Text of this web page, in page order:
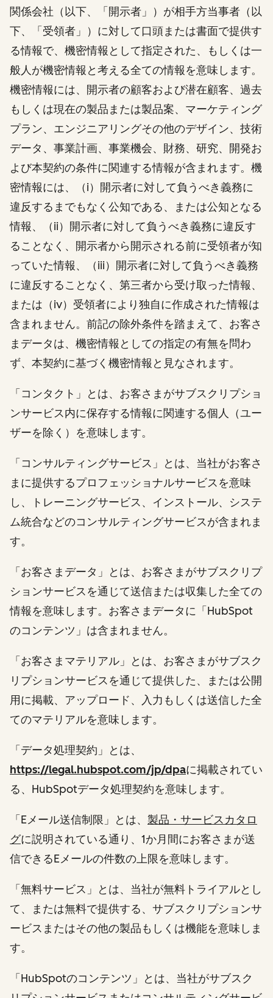
関係会社（以下、「開示者」）が相手方当事者（以
下、「受領者」）に対して口頭または書面で提供す
る情報で、機密情報として指定された、もしくは一
般人が機密情報と考える全ての情報を意味します。
機密情報には、開示者の顧客および潜在顧客、過去
もしくは現在の製品または製品案、マーケティング
プラン、エンジニアリングその他のデザイン、技術
データ、事業計画、事業機会、財務、研究、開発お
よび本契約の条件に関連する情報が含まれます。機
密情報には、（i）開示者に対して負うべき義務に
違反するまでもなく公知である、または公知となる
情報、（ii）開示者に対して負うべき義務に違反す
ることなく、開示者から開示される前に受領者が知
っていた情報、（iii）開示者に対して負うべき義務
に違反することなく、第三者から受け取った情報、
または（iv）受領者により独自に作成された情報は
含まれません。前記の除外条件を踏まえて、お客さ
まデータは、機密情報としての指定の有無を問わ
ず、本契約に基づく機密情報と見なされます。
「コンタクト」とは、お客さまがサブスクリプショ
ンサービス内に保存する情報に関連する個人（ユー
ザーを除く）を意味します。
「コンサルティングサービス」とは、当社がお客さ
まに提供するプロフェッショナルサービスを意味
し、トレーニングサービス、インストール、システ
ム統合などのコンサルティングサービスが含まれま
す。
「お客さまデータ」とは、お客さまがサブスクリプ
ションサービスを通じて送信または収集した全ての
情報を意味します。お客さまデータに「HubSpot
のコンテンツ」は含まれません。
「お客さまマテリアル」とは、お客さまがサブスク
リプションサービスを通じて提供した、または公開
用に掲載、アップロード、入力もしくは送信した全
てのマテリアルを意味します。
「データ処理契約」とは、
https://legal.hubspot.com/jp/dpaに掲載されてい
る、HubSpotデータ処理契約を意味します。
「Eメール送信制限」とは、 製品・サービスカタロ
グに説明されている通り、1か月間にお客さまが送
信できるEメールの件数の上限を意味します。
「無料サービス」とは、当社が無料トライアルとし
て、または無料で提供する、サブスクリプションサ
ービスまたはその他の製品もしくは機能を意味しま
す。
「HubSpotのコンテンツ」とは、当社がサブスク